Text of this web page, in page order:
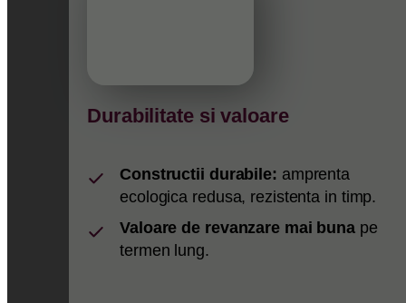
Durabilitate si valoare
Constructii durabile: amprenta
ecologica redusa, rezistenta in timp.
Valoare de revanzare mai buna pe
termen lung.